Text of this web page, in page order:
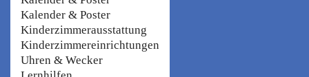
Kalender & Poster
Kinderzimmerausstattung
Kinderzimmereinrichtungen
Uhren & Wecker